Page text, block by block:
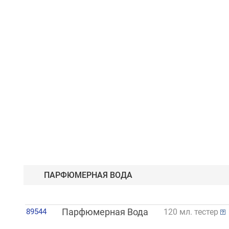
ПАРФЮМЕРНАЯ ВОДА
89544 Парфюмерная Вода 120 мл. тестер